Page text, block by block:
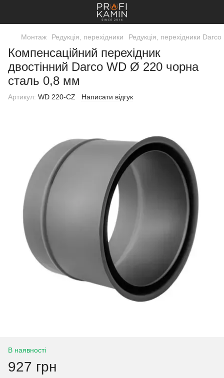
Монтаж Редукція, перехідники Редукція, перехідники Darco
Компенсаційний перехідник
двостінний Darco WD Ø 220 чорна
сталь 0,8 мм
Артикул: WD 220-CZ Написати відгук
В наявності
927 грн